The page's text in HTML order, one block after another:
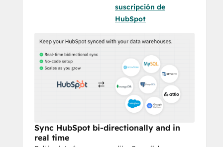
suscripción de
HubSpot
Sync HubSpot bi-directionally and in
real time